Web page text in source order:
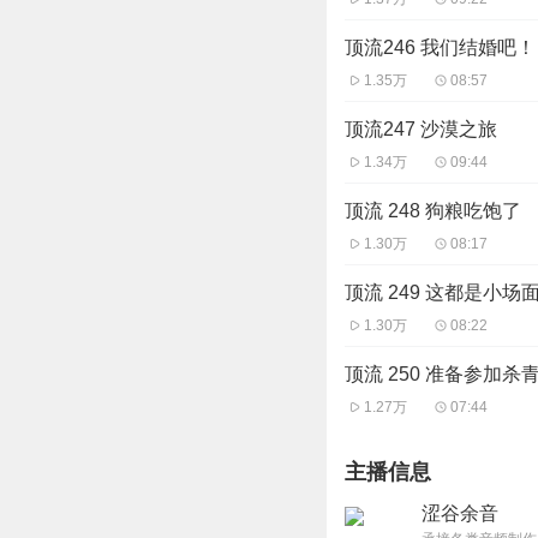
顶流246 我们结婚吧！
1.35万 08:57
顶流247 沙漠之旅
1.34万 09:44
顶流 248 狗粮吃饱了
1.30万 08:17
顶流 249 这都是小场
1.30万 08:22
顶流 250 准备参加杀
1.27万 07:44
主播信息
涩谷余音